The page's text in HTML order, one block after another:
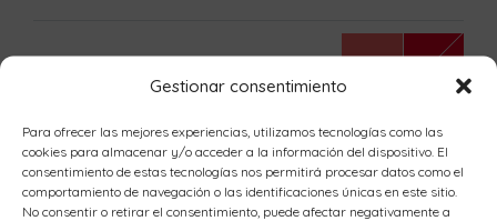
Gestionar consentimiento
Para ofrecer las mejores experiencias, utilizamos tecnologías como las
cookies para almacenar y/o acceder a la información del dispositivo. El
consentimiento de estas tecnologías nos permitirá procesar datos como el
comportamiento de navegación o las identificaciones únicas en este sitio.
No consentir o retirar el consentimiento, puede afectar negativamente a
1 2
3 8
10 11 12 13 14 16